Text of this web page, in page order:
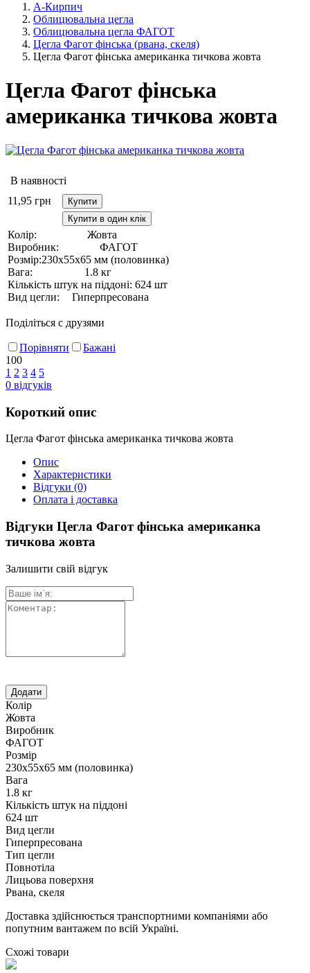
А-Кирпич
Облицювальна цегла
Облицювальна цегла ФАГОТ
Цегла Фагот фінська (рвана, скеля)
Цегла Фагот фінська американка тичкова жовта
Цегла Фагот фінська
американка тичкова жовта
В наявності
11,95 грн
Купити
Купити в один клік
Колір:
Жовта
Виробник:
ФАГОТ
Розмір:230х55х65 мм (половинка)
Вага:
1.8 кг
Кількість штук на піддоні: 624 шт
Вид цегли:
Гиперпресована
Поділіться с друзями
Порівняти
Бажані
100
1 2 3 4 5
0 відгуків
Короткий опис
Цегла Фагот фінська американка тичкова жовта
Опис
Характеристики
Відгуки (0)
Оплата і доставка
Відгуки Цегла Фагот фінська американка
тичкова жовта
Залишити свій відгук
Колір
Жовта
Виробник
ФАГОТ
Розмір
230х55х65 мм (половинка)
Вага
1.8 кг
Кількість штук на піддоні
624 шт
Вид цегли
Гиперпресована
Тип цегли
Повнотіла
Лицьова поверхня
Рвана, скеля
Доставка здійснюється транспортними компаніями або
попутним вантажем по всій Україні.
Схожі товари